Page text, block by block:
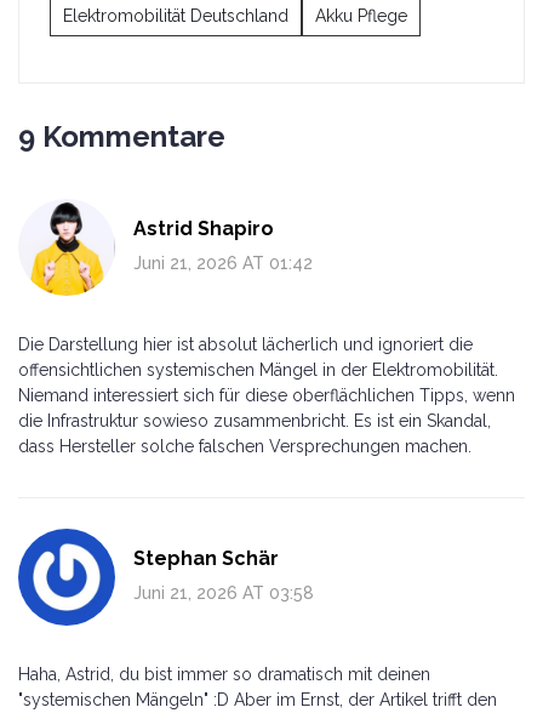
Elektromobilität Deutschland Akku Pflege
9 Kommentare
Astrid Shapiro
Juni 21, 2026 AT 01:42
Die Darstellung hier ist absolut lächerlich und ignoriert die
offensichtlichen systemischen Mängel in der Elektromobilität.
Niemand interessiert sich für diese oberflächlichen Tipps, wenn
die Infrastruktur sowieso zusammenbricht. Es ist ein Skandal,
dass Hersteller solche falschen Versprechungen machen.
Stephan Schär
Juni 21, 2026 AT 03:58
Haha, Astrid, du bist immer so dramatisch mit deinen
"systemischen Mängeln" :D Aber im Ernst, der Artikel trifft den